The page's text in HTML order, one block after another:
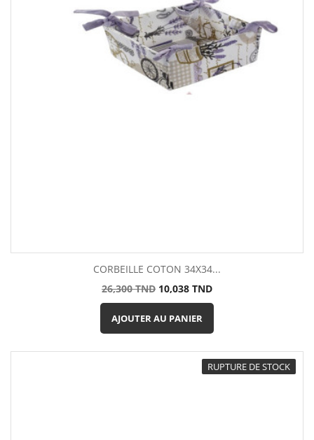
CORBEILLE COTON 34X34...
Prix
de
base
26,300 TND Prix
10,038 TND
AJOUTER AU PANIER
RUPTURE DE STOCK